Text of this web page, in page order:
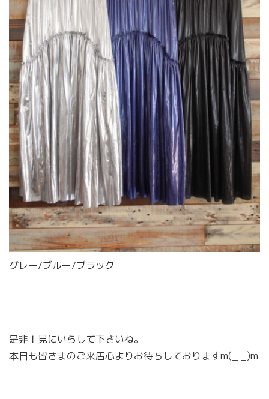
グレー/ブルー/ブラック
是非！見にいらして下さいね。
本日も皆さまのご来店心よりお待ちしておりますm(_ _)m